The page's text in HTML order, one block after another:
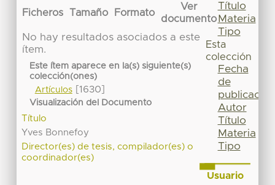
Ficheros Tamaño Formato
Ver
documento
No hay resultados asociados a este
ítem.
Este ítem aparece en la(s) siguiente(s)
colección(ones)
Artículos[1630]
Visualización del Documento
Título
Yves Bonnefoy
Director(es) de tesis, compilador(es) o
coordinador(es)
Título
Materia
Tipo
Esta
colección
Fecha
de
publicación
Autor
Título
Materia
Tipo
Usuario